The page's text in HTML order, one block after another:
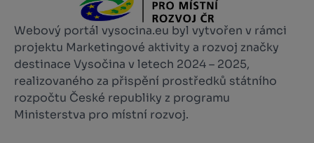
Webový portál vysocina.eu byl vytvořen v rámci
projektu Marketingové aktivity a rozvoj značky
destinace Vysočina v letech 2024 – 2025,
realizovaného za přispění prostředků státního
rozpočtu České republiky z programu
Ministerstva pro místní rozvoj.